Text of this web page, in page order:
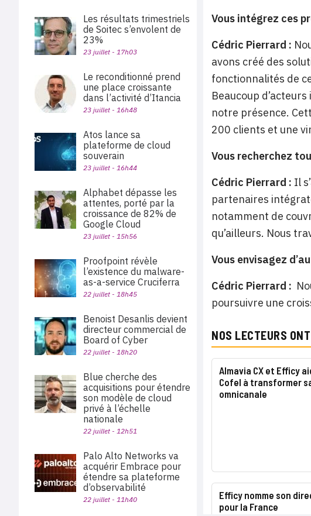
Vous intégrez ces
Cédric Pierrard :
avons créé des
fonctionnalités de
Beaucoup
notre présence.
200 clients et une
Vous recherchez
Cédric Pierrard : Il
partenaires
notamment de
qu’ailleurs. Nous
Vous envisagez
Cédric Pierrard :
poursuivre une
NOS LECTEURS
Almavia CX et Efficy
Cofel à transformer
omnicanale
Efficy nomme son
pour la France
Les résultats trimestriels
de Soitec s’envolent de
23%
23 juillet - 17h03
Le reconditionné prend
une place croissante
dans l’activité d’Itancia
23 juillet - 16h48
Atos lance sa
plateforme de cloud
souverain
23 juillet - 16h44
Alphabet dépasse les
attentes, porté par la
croissance de 82% de
Google Cloud
23 juillet - 15h56
Proofpoint révèle
l’existence du malware-
as-a-service Cruciferra
22 juillet - 18h45
Benoist Desanlis devient
directeur commercial de
Board of Cyber
22 juillet - 18h20
Blue cherche des
acquisitions pour étendre
son modèle de cloud
privé à l’échelle
nationale
22 juillet - 12h51
Palo Alto Networks va
acquérir Embrace pour
étendre sa plateforme
d’observabilité
22 juillet - 11h40